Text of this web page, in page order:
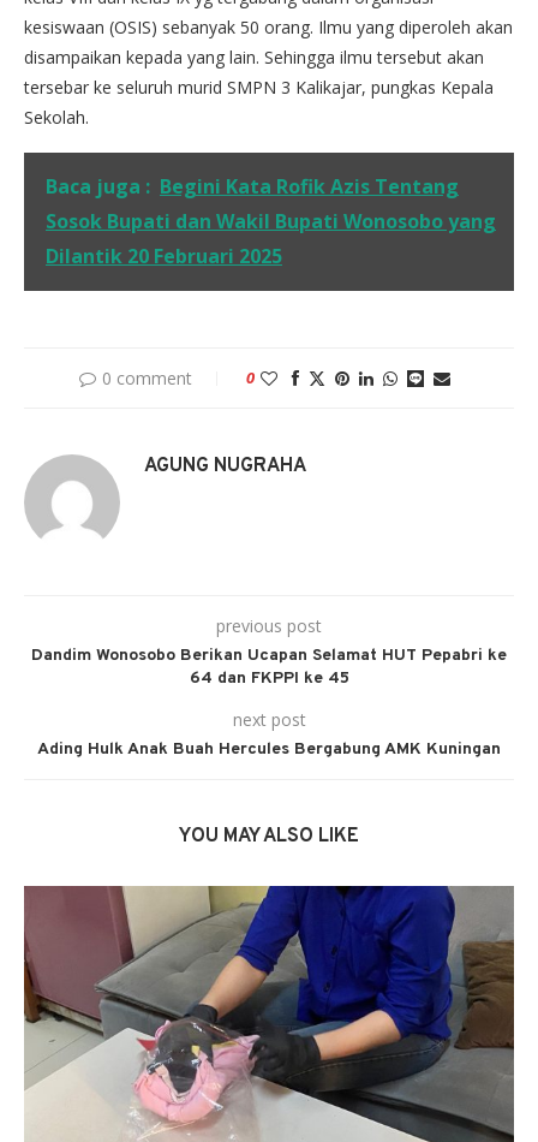
kesiswaan (OSIS) sebanyak 50 orang. Ilmu yang diperoleh akan
disampaikan kepada yang lain. Sehingga ilmu tersebut akan
tersebar ke seluruh murid SMPN 3 Kalikajar, pungkas Kepala
Sekolah.
Baca juga : Begini Kata Rofik Azis Tentang
Sosok Bupati dan Wakil Bupati Wonosobo yang
Dilantik 20 Februari 2025
0 comment 0
AGUNG NUGRAHA
previous post
Dandim Wonosobo Berikan Ucapan Selamat HUT Pepabri ke
64 dan FKPPI ke 45
next post
Ading Hulk Anak Buah Hercules Bergabung AMK Kuningan
YOU MAY ALSO LIKE